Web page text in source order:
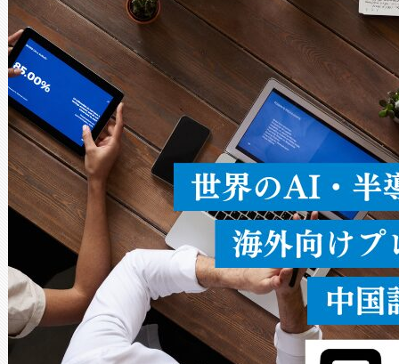
× 80°のノーマルモード、長
ードを切り替えて使用するこ
ることなく、単一のデバイス
うにします。遠距離まで届く
密度なスキャ […]